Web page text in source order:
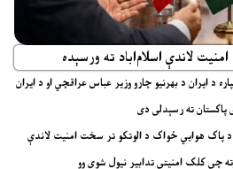
لاندې اسلام‌اباد ته ورسېده
د ایران د بهرنیو چارو وزیر عباس عراقچي او د ایران
د پاک هوايي ځواک د الوتکو تر سخت امنیت لاندې
چې کلک امنیتي تدابیر نیول شوي وو